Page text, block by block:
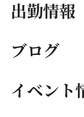
出勤情報
ブログ
イベント